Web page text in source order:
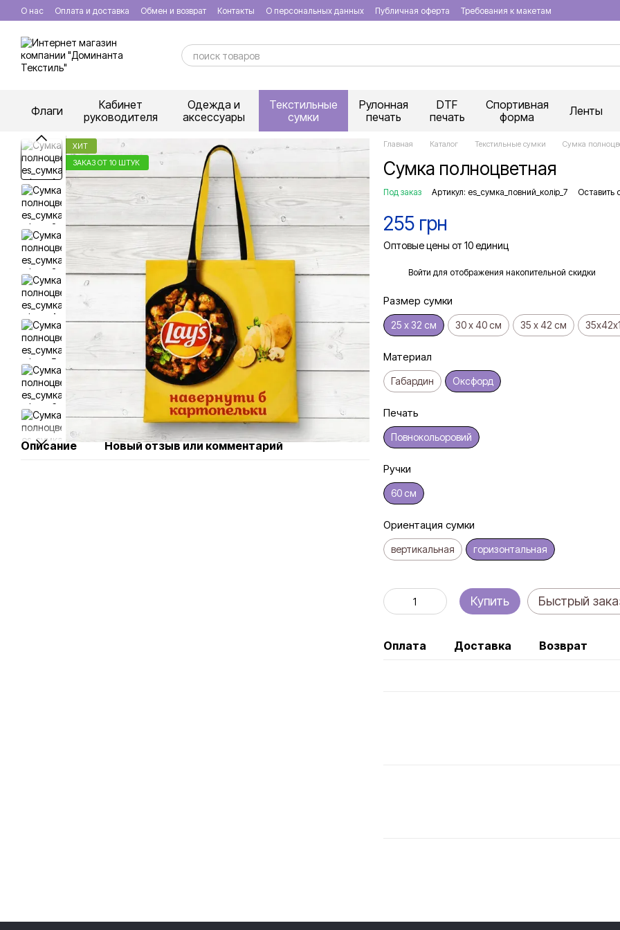
Перейти к основному контенту
О нас Оплата и доставка Обмен и возврат Контакты О персональных данных Публичная оферта Требования к макетам
Флаги
Кабинет
руководителя
Одежда и
аксессуары
Текстильные
сумки
Рулонная
печать
DTF
печать
Спортивная
форма
Ленты
ХИТ
ЗАКАЗ ОТ 10 ШТУК
Описание Новый отзыв или комментарий
Главная Каталог Текстильные сумки Сумка
Сумка полноцветная
Под заказ Артикул: es_сумка_повний_колір_7 Оставить
255 грн
Оптовые цены от 10 единиц
Войти для отображения накопительной скидки
Размер сумки
25 х 32 см 30 х 40 см 35 х 42 см
Материал
Габардин Оксфорд
Печать
Повнокольоровий
Ручки
60 см
Ориентация сумки
вертикальная горизонтальная
Купить Быстрый
Оплата Доставка Возврат